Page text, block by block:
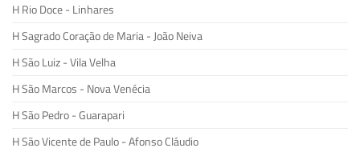
H Rio Doce - Linhares
H Sagrado Coração de Maria - João Neiva
H São Luiz - Vila Velha
H São Marcos - Nova Venécia
H São Pedro - Guarapari
H São Vicente de Paulo - Afonso Cláudio